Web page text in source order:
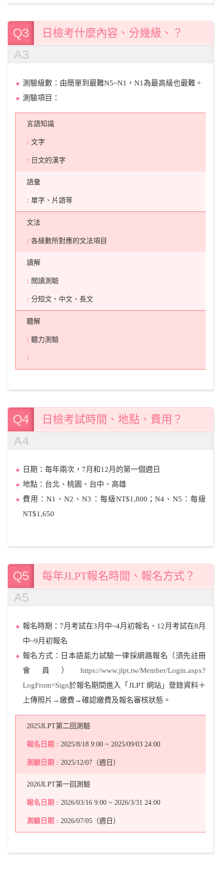
Q3 日檢考什麼內容、分幾級、？
A3
測驗級數：由簡單到最難N5~N1，N1為最高級也最難。
測驗項目：
言語知識
文字
日文的漢字
語彙
單字、片語等
文法
各級數所對應的文法項目
讀解
閲讀測驗
分短文、中文、長文
聽解
聽力測驗
Q4 日檢考試時間、地點、費用？
A4
日期：毎年兩次，7月和12月的第一個週日
地點：台北、桃園、台中、高雄
費用：N1、N2、N3：每級NT$1,800；N4、N5：每級
NT$1,650
Q5 每年JLPT報名時間、報名方式？
A5
報名時期：7月考試在3月中~4月初報名、12月考試在8月
中~9月初報名
報名方式：日本語能力試驗一律採網路報名（須先註冊
會員） https://www.jlpt.tw/Member/Login.aspx?
LogFrom=Sign於報名期間進入「JLPT 網站」登錄資料＋
上傳照片→繳費→確認繳費及報名審核狀態。
2025JLPT第二回測驗
2025/8/18 9:00 ~ 2025/09/03 24:00
2025/12/07（週日）
2026JLPT第一回測驗
2026/03/16 9:00 ~ 2026/3/31 24:00
2026/07/05（週日）